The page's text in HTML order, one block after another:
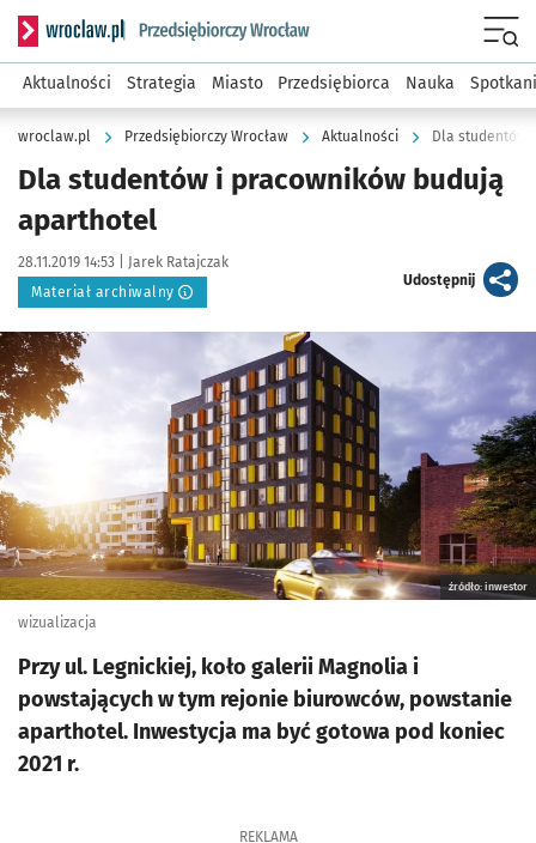
Serwis informacyjny wroclaw.pl podserwis: Strategia
Aktualności Strategia Miasto Przedsiębiorca Nauka
wroclaw.pl Przedsiębiorczy Wrocław Aktualności Dla studentów
Dla studentów i pracowników budują
aparthotel
Data publikacji:
28.11.2019 14:53 | Autor:
Jarek Ratajczak
Materiał archiwalny
Udostępnijartykuł
Kliknij, aby powiększyć
źródło: inwestor
wizualizacja
Przy ul. Legnickiej, koło galerii Magnolia i
powstających w tym rejonie biurowców, powstanie
aparthotel. Inwestycja ma być gotowa pod koniec
2021 r.
REKLAMA